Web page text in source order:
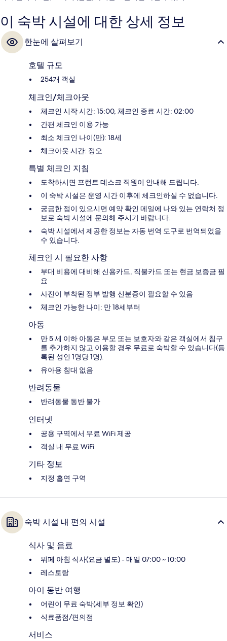
이 숙박 시설에 대한 상세 정보
한눈에 살펴보기
호텔 규모
254개 객실
체크인/체크아웃
체크인 시작 시간: 15:00, 체크인 종료 시간: 02:00
간편 체크인 이용 가능
최소 체크인 나이(만): 18세
체크아웃 시간: 정오
특별 체크인 지침
도착하시면 프런트 데스크 직원이 안내해 드립니다.
이 숙박 시설은 운영 시간 이후에 체크인하실 수 없습니다.
궁금한 점이 있으시면 예약 확인 메일에 나와 있는 연락처 정
보로 숙박 시설에 문의해 주시기 바랍니다.
숙박 시설에서 제공한 정보는 자동 번역 도구로 번역되었을
수 있습니다.
체크인 시 필요한 사항
부대 비용에 대비해 신용카드, 직불카드 또는 현금 보증금 필
요
사진이 부착된 정부 발행 신분증이 필요할 수 있음
체크인 가능한 나이: 만 18세부터
아동
만 5 세 이하 아동은 부모 또는 보호자와 같은 객실에서 침구
를 추가하지 않고 이용할 경우 무료로 숙박할 수 있습니다(등
록된 성인 1명당 1명).
유아용 침대 없음
반려동물
반려동물 동반 불가
인터넷
공용 구역에서 무료 WiFi 제공
객실 내 무료 WiFi
기타 정보
지정 흡연 구역
숙박 시설 내 편의 시설
식사 및 음료
뷔페 아침 식사(요금 별도) - 매일 07:00 ~ 10:00
레스토랑
아이 동반 여행
어린이 무료 숙박(세부 정보 확인)
식료품점/편의점
서비스